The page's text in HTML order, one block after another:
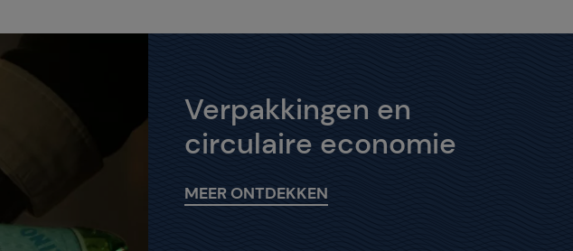
Verpakkingen en
circulaire economie
MEER ONTDEKKEN